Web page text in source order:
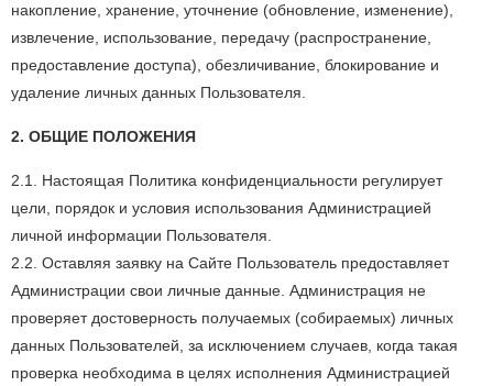
накопление, хранение, уточнение (обновление, изменение),
извлечение, использование, передачу (распространение,
предоставление доступа), обезличивание, блокирование и
удаление личных данных Пользователя.
2. ОБЩИЕ ПОЛОЖЕНИЯ
2.1. Настоящая Политика конфиденциальности регулирует
цели, порядок и условия использования Администрацией
личной информации Пользователя.
2.2. Оставляя заявку на Сайте Пользователь предоставляет
Администрации свои личные данные. Администрация не
проверяет достоверность получаемых (собираемых) личных
данных Пользователей, за исключением случаев, когда такая
проверка необходима в целях исполнения Администрацией